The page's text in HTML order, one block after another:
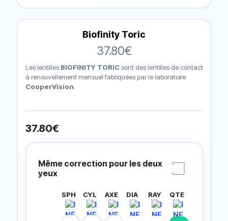
Biofinity Toric
37.80€
Les lentilles BIOFINITY TORICsont des lentilles de contact
à renouvellement mensuel fabriquées par le laboratoire
CooperVision.
37.80€
Prescripción
Même correction pour les deux
yeux
SPH CYL AXE DIA RAY QTE